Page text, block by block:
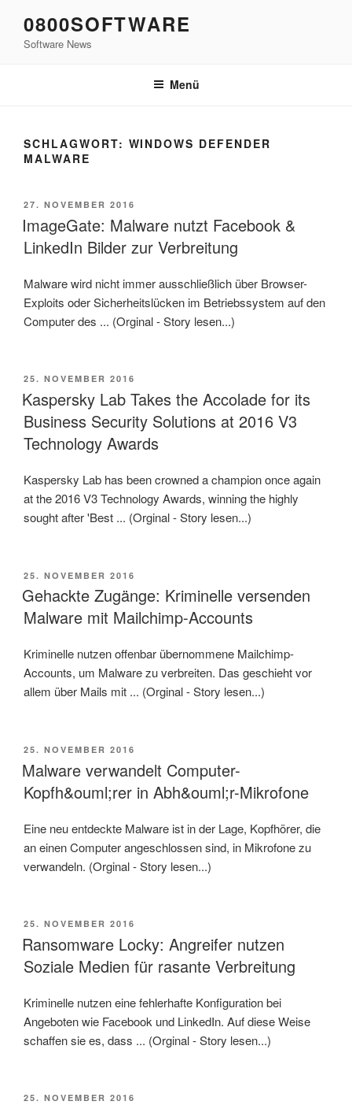
Inhalt
springen
0800SOFTWARE
Software News
Menü
SCHLAGWORT: WINDOWS DEFENDER
MALWARE
VERÖFFENTLICHT
AM
27. NOVEMBER 2016
ImageGate: Malware nutzt Facebook &
LinkedIn Bilder zur Verbreitung
Malware wird nicht immer ausschließlich über Browser-
Exploits oder Sicherheitslücken im Betriebssystem auf den
Computer des ... (Orginal - Story lesen...)
VERÖFFENTLICHT
AM
25. NOVEMBER 2016
Kaspersky Lab Takes the Accolade for its
Business Security Solutions at 2016 V3
Technology Awards
Kaspersky Lab has been crowned a champion once again
at the 2016 V3 Technology Awards, winning the highly
sought after 'Best ... (Orginal - Story lesen...)
VERÖFFENTLICHT
AM
25. NOVEMBER 2016
Gehackte Zugänge: Kriminelle versenden
Malware mit Mailchimp-Accounts
Kriminelle nutzen offenbar übernommene Mailchimp-
Accounts, um Malware zu verbreiten. Das geschieht vor
allem über Mails mit ... (Orginal - Story lesen...)
VERÖFFENTLICHT
AM
25. NOVEMBER 2016
Malware verwandelt Computer-
Kopfh&ouml;rer in Abh&ouml;r-Mikrofone
Eine neu entdeckte Malware ist in der Lage, Kopfhörer, die
an einen Computer angeschlossen sind, in Mikrofone zu
verwandeln. (Orginal - Story lesen...)
VERÖFFENTLICHT
AM
25. NOVEMBER 2016
Ransomware Locky: Angreifer nutzen
Soziale Medien für rasante Verbreitung
Kriminelle nutzen eine fehlerhafte Konfiguration bei
Angeboten wie Facebook und LinkedIn. Auf diese Weise
schaffen sie es, dass ... (Orginal - Story lesen...)
VERÖFFENTLICHT
25. NOVEMBER 2016